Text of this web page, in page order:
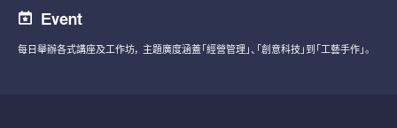
Event
每日舉辦各式講座及工作坊， 主題廣度涵蓋「經營管理」、「創意科技」到「工藝手作」。